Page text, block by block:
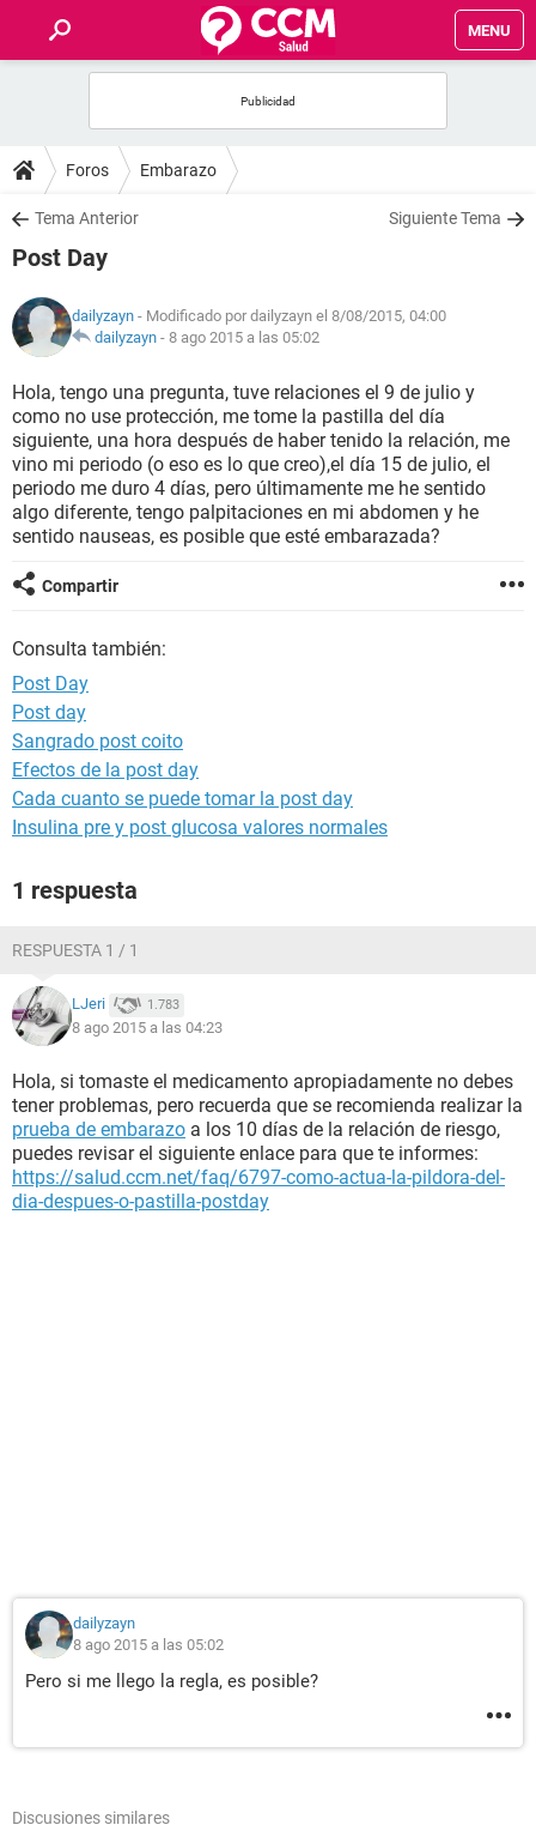
MENU
FOROS
SALUD
NUTRICIÓN
BIENESTAR
SEXUALIDAD
GLOSARIO
Foros Embarazo
Tema Anterior Siguiente Tema
Post Day
dailyzayn - Modificado por dailyzayn el 8/08/2015, 04:00
dailyzayn - 8 ago 2015 a las 05:02
Hola, tengo una pregunta, tuve relaciones el 9 de julio y
como no use protección, me tome la pastilla del día
siguiente, una hora después de haber tenido la relación, me
vino mi periodo (o eso es lo que creo),el día 15 de julio, el
periodo me duro 4 días, pero últimamente me he sentido
algo diferente, tengo palpitaciones en mi abdomen y he
sentido nauseas, es posible que esté embarazada?
Compartir
Consulta también:
Post Day
Post day
Sangrado post coito
Efectos de la post day
Cada cuanto se puede tomar la post day
Insulina pre y post glucosa valores normales
1 respuesta
RESPUESTA 1 / 1
LJeri 1.783
8 ago 2015 a las 04:23
Hola, si tomaste el medicamento apropiadamente no debes
tener problemas, pero recuerda que se recomienda realizar la
prueba de embarazo a los 10 días de la relación de riesgo,
puedes revisar el siguiente enlace para que te informes:
https://salud.ccm.net/faq/6797-como-actua-la-pildora-del-
dia-despues-o-pastilla-postday
dailyzayn
8 ago 2015 a las 05:02
Pero si me llego la regla, es posible?
Discusiones similares